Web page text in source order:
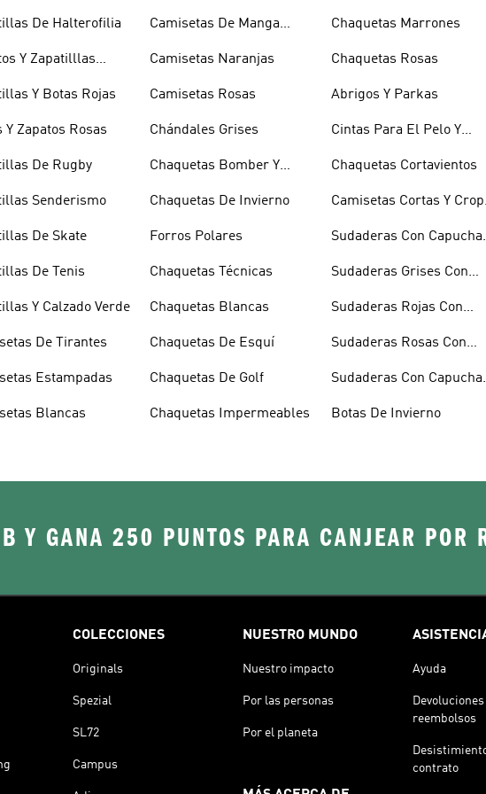
De Halterofilia
Y Zapatilllas
Y Botas Rojas
Y Zapatos Rosas
De Rugby
Senderismo
De Skate
De Tenis
Y Calzado Verde
De Tirantes
Estampadas
Blancas
Camisetas De Manga
Camisetas Naranjas
Camisetas Rosas
Chándales Grises
Chaquetas Bomber Y
Chaquetas De Invierno
Forros Polares
Chaquetas Técnicas
Chaquetas Blancas
Chaquetas De Esquí
Chaquetas De Golf
Chaquetas Impermeables
Chaquetas Marrones
Chaquetas Rosas
Abrigos Y Parkas
Cintas Para El Pelo Y
Chaquetas Cortavientos
Camisetas Cortas Y Crop
Sudaderas Con Capucha
Sudaderas Grises Con
Sudaderas Rojas Con
Sudaderas Rosas Con
Sudaderas Con Capucha
Botas De Invierno
Y GANA 250 PUNTOS PARA CANJEAR POR
COLECCIONES
Originals
Spezial
SL72
Campus
NUESTRO MUNDO
Nuestro impacto
Por las personas
Por el planeta
Ayuda
Devoluciones
reembolsos
contrato